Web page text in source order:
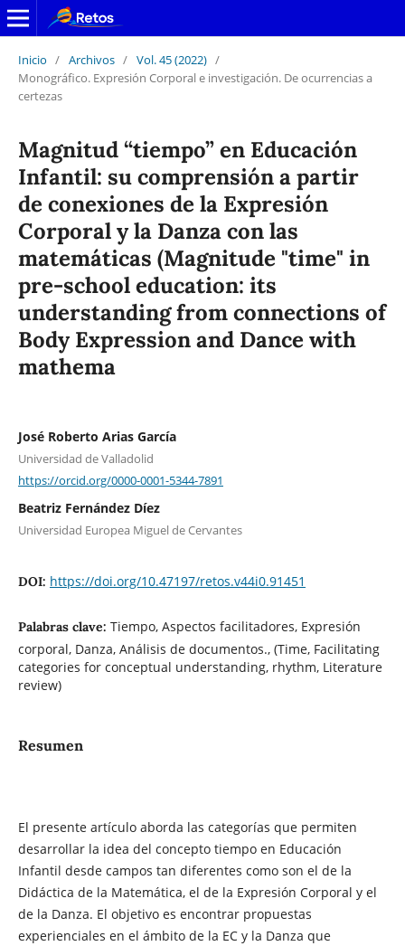
Inicio / Archivos / Vol. 45 (2022) /
Monográfico. Expresión Corporal e investigación. De ocurrencias a
certezas
Magnitud “tiempo” en Educación
Infantil: su comprensión a partir
de conexiones de la Expresión
Corporal y la Danza con las
matemáticas (Magnitude "time" in
pre-school education: its
understanding from connections of
Body Expression and Dance with
mathema
José Roberto Arias García
Universidad de Valladolid
https://orcid.org/0000-0001-5344-7891
Beatriz Fernández Díez
Universidad Europea Miguel de Cervantes
DOI: https://doi.org/10.47197/retos.v44i0.91451
Palabras clave: Tiempo, Aspectos facilitadores, Expresión
corporal, Danza, Análisis de documentos., (Time, Facilitating
categories for conceptual understanding, rhythm, Literature
review)
Resumen
El presente artículo aborda las categorías que permiten
desarrollar la idea del concepto tiempo en Educación
Infantil desde campos tan diferentes como son el de la
Didáctica de la Matemática, el de la Expresión Corporal y el
de la Danza. El objetivo es encontrar propuestas
experienciales en el ámbito de la EC y la Danza que